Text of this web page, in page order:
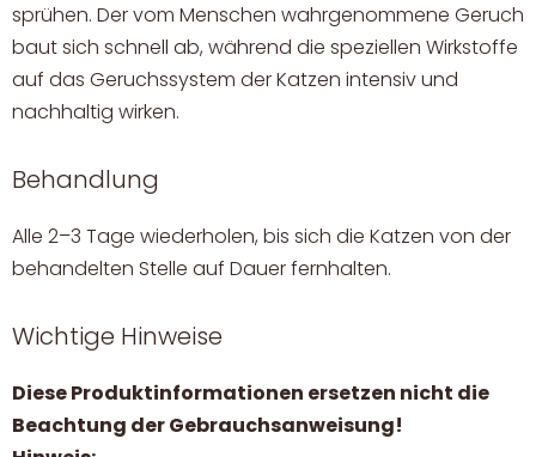
sprühen. Der vom Menschen wahrgenommene Geruch
baut sich schnell ab, während die speziellen Wirkstoffe
auf das Geruchssystem der Katzen intensiv und
nachhaltig wirken.
Behandlung
Alle 2–3 Tage wiederholen, bis sich die Katzen von der
behandelten Stelle auf Dauer fernhalten.
Wichtige Hinweise
Diese Produktinformationen ersetzen nicht die
Beachtung der Gebrauchsanweisung!